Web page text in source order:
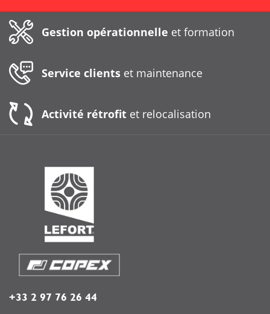
Gestion opérationnelle et formation
Service clients et maintenance
Activité rétrofit et relocalisation
+33 2 97 76 26 44